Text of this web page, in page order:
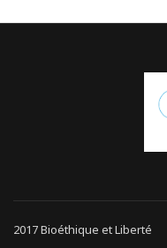
2017 Bioéthique et Liberté